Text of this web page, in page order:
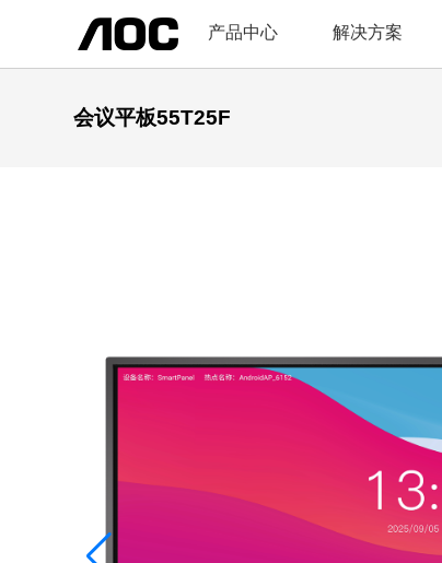
产品中心 解决方案
会议平板55T25F